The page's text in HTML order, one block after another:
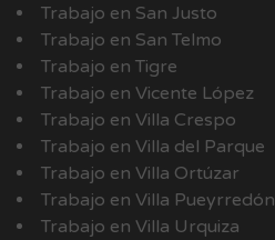
Trabajo en San Justo
Trabajo en San Telmo
Trabajo en Tigre
Trabajo en Vicente López
Trabajo en Villa Crespo
Trabajo en Villa del Parque
Trabajo en Villa Ortúzar
Trabajo en Villa Pueyrredón
Trabajo en Villa Urquiza